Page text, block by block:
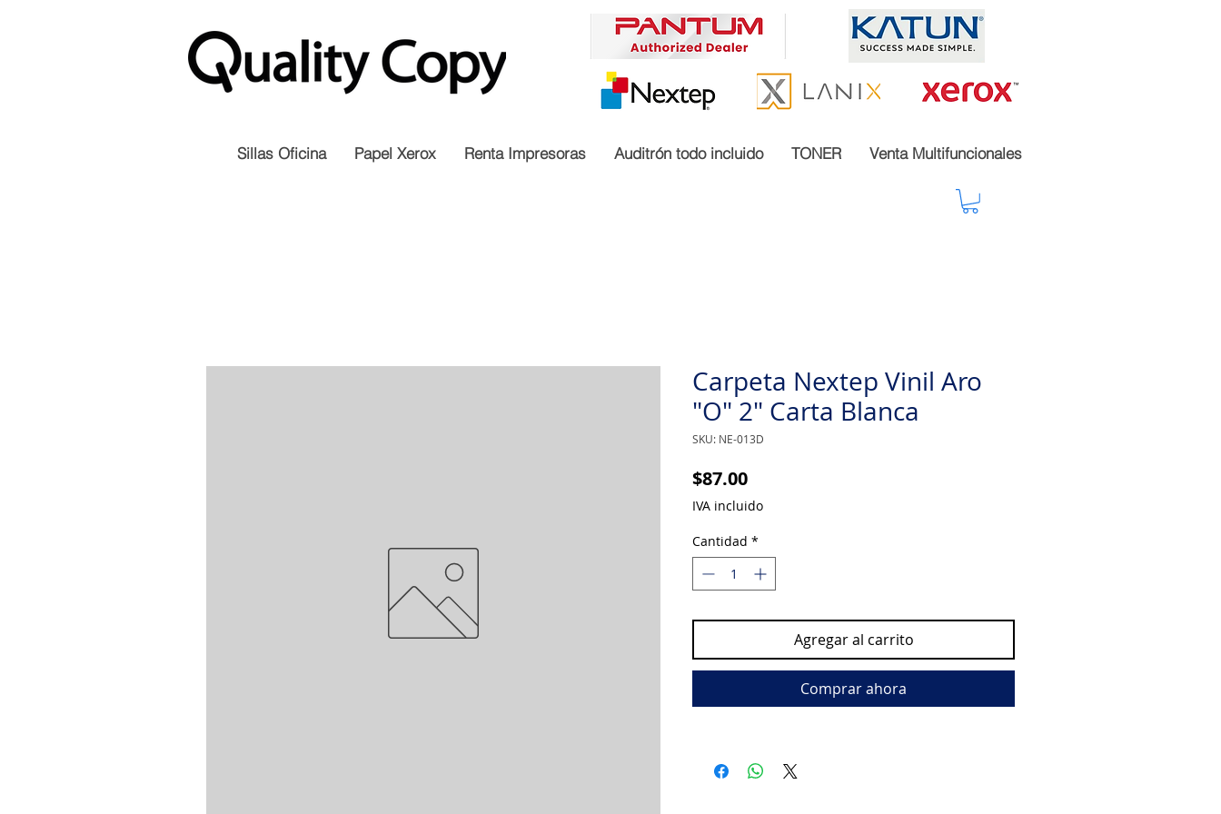
Sillas Oficina Papel Xerox Renta Impresoras Auditrón todo incluido TONER Venta Multifuncionales
Carpeta Nextep Vinil Aro
"O" 2" Carta Blanca
SKU: NE-013D
$87.00Precio
IVA incluido
Cantidad *
Agregar al carrito
Comprar ahora